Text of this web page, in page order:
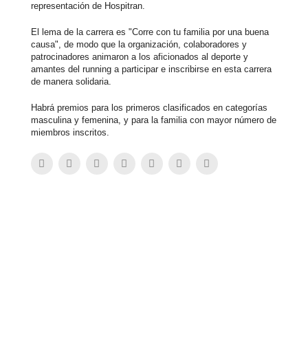
representación de Hospitran.
El lema de la carrera es "Corre con tu familia por una buena
causa", de modo que la organización, colaboradores y
patrocinadores animaron a los aficionados al deporte y
amantes del running a participar e inscribirse en esta carrera
de manera solidaria.
Habrá premios para los primeros clasificados en categorías
masculina y femenina, y para la familia con mayor número de
miembros inscritos.